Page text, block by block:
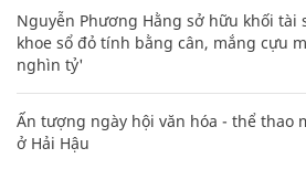
Nguyễn Phương Hằng sở hữu khối
khoe sổ đỏ tính bằng cân, mắng cựu
nghìn tỷ'
Ấn tượng ngày hội văn hóa - thể thao
ở Hải Hậu